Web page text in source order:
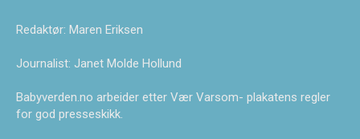
Redaktør: Maren Eriksen
Journalist: Janet Molde Hollund
Babyverden.no arbeider etter Vær Varsom- plakatens regler
for god presseskikk.